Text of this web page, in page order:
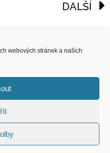
webových stránek a našich
DALŠÍ